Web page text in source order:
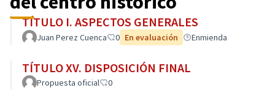
TÍTULO I. ASPECTOS GENERALES
Juan Perez Cuenca 0 En evaluación Enmienda
TÍTULO XV. DISPOSICIÓN FINAL
Propuesta oficial 0